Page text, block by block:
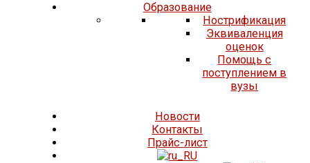
Образование
Нострификация
Эквиваленция
оценок
Помощь с
поступлением в
вузы
Новости
Контакты
Прайс-лист